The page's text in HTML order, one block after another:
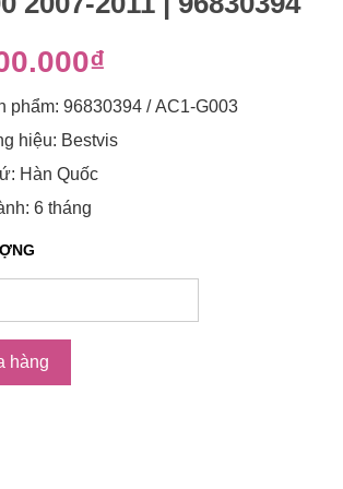
phẩm: 96830394 / AC1-G003
hiệu: Bestvis
Hàn Quốc
6 tháng
hàng